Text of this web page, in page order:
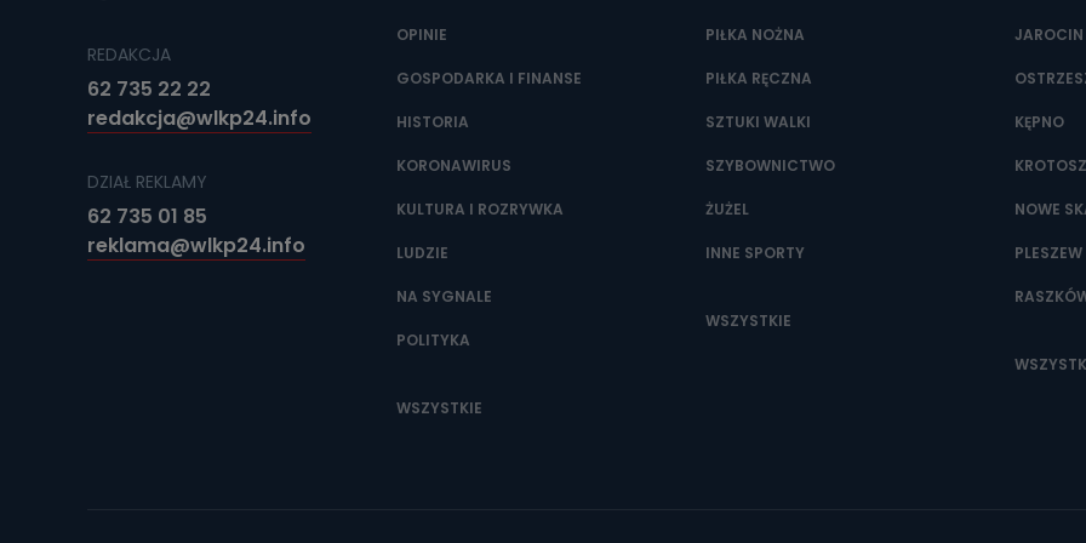
REDAKCJA
62 735 22 22
redakcja@wlkp24.info
DZIAŁ REKLAMY
62 735 01 85
reklama@wlkp24.info
OPINIE
GOSPODARKA I FINANSE
HISTORIA
KORONAWIRUS
KULTURA I ROZRYWKA
LUDZIE
NA SYGNALE
POLITYKA
WSZYSTKIE
PIŁKA NOŻNA
PIŁKA RĘCZNA
SZTUKI WALKI
SZYBOWNICTWO
ŻUŻEL
INNE SPORTY
WSZYSTKIE
JAROCIN
KĘPNO
NOWE
PLESZEW